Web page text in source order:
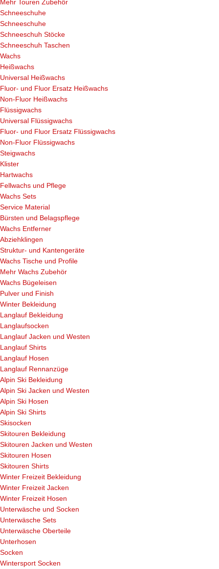
Mehr Touren Zubehör
Schneeschuhe
Schneeschuhe
Schneeschuh Stöcke
Schneeschuh Taschen
Wachs
Heißwachs
Universal Heißwachs
Fluor- und Fluor Ersatz Heißwachs
Non-Fluor Heißwachs
Flüssigwachs
Universal Flüssigwachs
Fluor- und Fluor Ersatz Flüssigwachs
Non-Fluor Flüssigwachs
Steigwachs
Klister
Hartwachs
Fellwachs und Pflege
Wachs Sets
Service Material
Bürsten und Belagspflege
Wachs Entferner
Abziehklingen
Struktur- und Kantengeräte
Wachs Tische und Profile
Mehr Wachs Zubehör
Wachs Bügeleisen
Pulver und Finish
Winter Bekleidung
Langlauf Bekleidung
Langlaufsocken
Langlauf Jacken und Westen
Langlauf Shirts
Langlauf Hosen
Langlauf Rennanzüge
Alpin Ski Bekleidung
Alpin Ski Jacken und Westen
Alpin Ski Hosen
Alpin Ski Shirts
Skisocken
Skitouren Bekleidung
Skitouren Jacken und Westen
Skitouren Hosen
Skitouren Shirts
Winter Freizeit Bekleidung
Winter Freizeit Jacken
Winter Freizeit Hosen
Unterwäsche und Socken
Unterwäsche Sets
Unterwäsche Oberteile
Unterhosen
Socken
Wintersport Socken